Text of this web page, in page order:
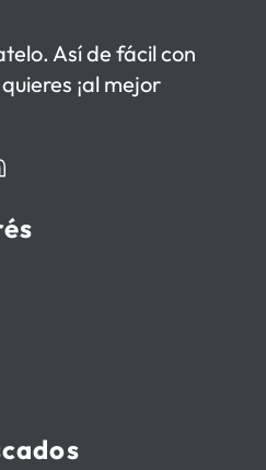
Así de fácil con
¡al mejor